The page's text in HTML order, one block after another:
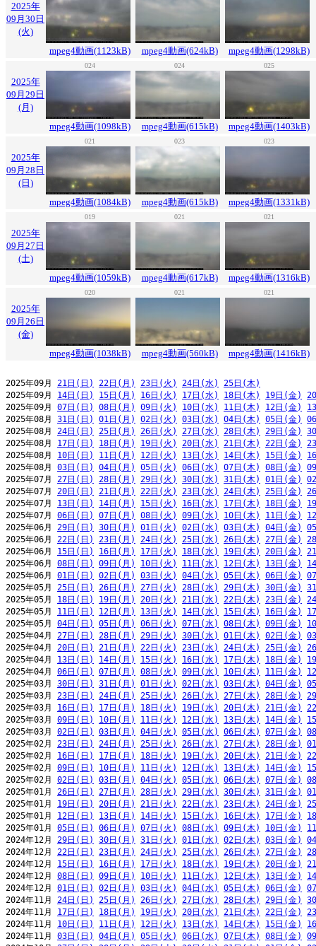
2025年
09月30日
(火)
mpeg4動画(1123kB)
mpeg4動画(624kB) mpeg4動画(1298kB)
024 024 025
2025年
09月29日
(月)
mpeg4動画(1098kB)
mpeg4動画(615kB) mpeg4動画(1403kB)
021 023 023
2025年
09月28日
(日)
mpeg4動画(1084kB)
mpeg4動画(615kB) mpeg4動画(1331kB)
019 021 021
2025年
09月27日
(土)
mpeg4動画(1059kB)
mpeg4動画(617kB) mpeg4動画(1316kB)
020 021 021
2025年
09月26日
(金)
mpeg4動画(1038kB)
mpeg4動画(560kB) mpeg4動画(1416kB)
2025年09月 21日(日) 22日(月) 23日(火) 24日(水)
25日(木)
2025年09月 14日(日) 15日(月) 16日(火) 17日(水) 18日(木) 19日(金)
2025年09月 07日(日) 08日(月) 09日(火) 10日(水) 11日(木) 12日(金)
2025年08月 31日(日) 01日(月) 02日(火) 03日(水) 04日(木) 05日(金)
2025年08月 24日(日) 25日(月) 26日(火) 27日(水) 28日(木) 29日(金)
2025年08月 17日(日) 18日(月) 19日(火) 20日(水) 21日(木) 22日(金)
2025年08月 10日(日) 11日(月) 12日(火) 13日(水) 14日(木) 15日(金)
2025年08月 03日(日) 04日(月) 05日(火) 06日(水) 07日(木) 08日(金)
2025年07月 27日(日) 28日(月) 29日(火) 30日(水) 31日(木) 01日(金)
2025年07月 20日(日) 21日(月) 22日(火) 23日(水) 24日(木) 25日(金)
2025年07月 13日(日) 14日(月) 15日(火) 16日(水) 17日(木) 18日(金)
2025年07月 06日(日) 07日(月) 08日(火) 09日(水) 10日(木) 11日(金)
2025年06月 29日(日) 30日(月) 01日(火) 02日(水) 03日(木) 04日(金)
2025年06月 22日(日) 23日(月) 24日(火) 25日(水) 26日(木) 27日(金)
2025年06月 15日(日) 16日(月) 17日(火) 18日(水) 19日(木) 20日(金)
2025年06月 08日(日) 09日(月) 10日(火) 11日(水) 12日(木) 13日(金)
2025年06月 01日(日) 02日(月) 03日(火) 04日(水) 05日(木) 06日(金)
2025年05月 25日(日) 26日(月) 27日(火) 28日(水) 29日(木) 30日(金)
2025年05月 18日(日) 19日(月) 20日(火) 21日(水) 22日(木) 23日(金)
2025年05月 11日(日) 12日(月) 13日(火) 14日(水) 15日(木) 16日(金)
2025年05月 04日(日) 05日(月) 06日(火) 07日(水) 08日(木) 09日(金)
2025年04月 27日(日) 28日(月) 29日(火) 30日(水) 01日(木) 02日(金)
2025年04月 20日(日) 21日(月) 22日(火) 23日(水) 24日(木) 25日(金)
2025年04月 13日(日) 14日(月) 15日(火) 16日(水) 17日(木) 18日(金)
2025年04月 06日(日) 07日(月) 08日(火) 09日(水) 10日(木) 11日(金)
2025年03月 30日(日) 31日(月) 01日(火) 02日(水) 03日(木) 04日(金)
2025年03月 23日(日) 24日(月) 25日(火) 26日(水) 27日(木) 28日(金)
2025年03月 16日(日) 17日(月) 18日(火) 19日(水) 20日(木) 21日(金)
2025年03月 09日(日) 10日(月) 11日(火) 12日(水) 13日(木) 14日(金)
2025年03月 02日(日) 03日(月) 04日(火) 05日(水) 06日(木) 07日(金)
2025年02月 23日(日) 24日(月) 25日(火) 26日(水) 27日(木) 28日(金)
2025年02月 16日(日) 17日(月) 18日(火) 19日(水) 20日(木) 21日(金)
2025年02月 09日(日) 10日(月) 11日(火) 12日(水) 13日(木) 14日(金)
2025年02月 02日(日) 03日(月) 04日(火) 05日(水) 06日(木) 07日(金)
2025年01月 26日(日) 27日(月) 28日(火) 29日(水) 30日(木) 31日(金)
2025年01月 19日(日) 20日(月) 21日(火) 22日(水) 23日(木) 24日(金)
2025年01月 12日(日) 13日(月) 14日(火) 15日(水) 16日(木) 17日(金)
2025年01月 05日(日) 06日(月) 07日(火) 08日(水) 09日(木) 10日(金)
2024年12月 29日(日) 30日(月) 31日(火) 01日(水) 02日(木) 03日(金)
2024年12月 22日(日) 23日(月) 24日(火) 25日(水) 26日(木) 27日(金)
2024年12月 15日(日) 16日(月) 17日(火) 18日(水) 19日(木) 20日(金)
2024年12月 08日(日) 09日(月) 10日(火) 11日(水) 12日(木) 13日(金)
2024年12月 01日(日) 02日(月) 03日(火) 04日(水) 05日(木) 06日(金)
2024年11月 24日(日) 25日(月) 26日(火) 27日(水) 28日(木) 29日(金)
2024年11月 17日(日) 18日(月) 19日(火) 20日(水) 21日(木) 22日(金)
2024年11月 10日(日) 11日(月) 12日(火) 13日(水) 14日(木) 15日(金)
2024年11月 03日(日) 04日(月) 05日(火) 06日(水) 07日(木) 08日(金)